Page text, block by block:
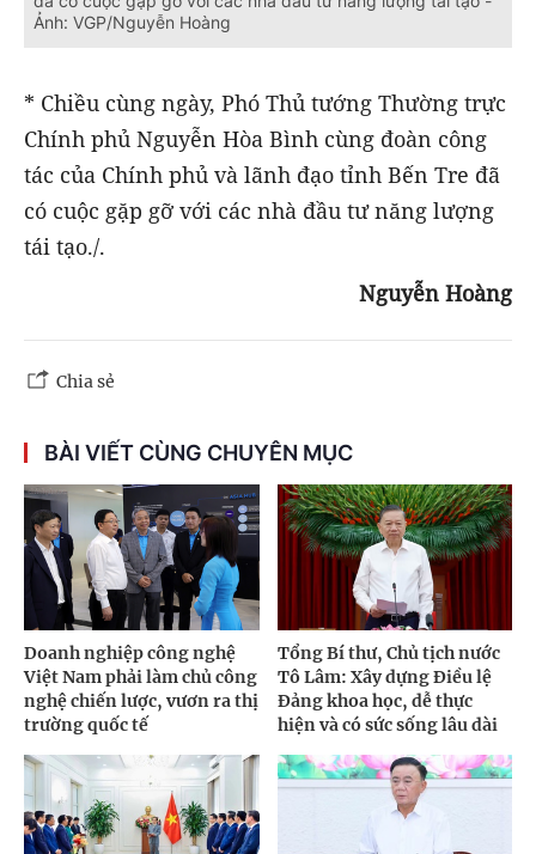
Ảnh: VGP/Nguyễn Hoàng
* Chiều cùng ngày, Phó Thủ tướng Thường trực
Chính phủ Nguyễn Hòa Bình cùng đoàn công
tác của Chính phủ và lãnh đạo tỉnh Bến Tre đã
có cuộc gặp gỡ với các nhà đầu tư năng lượng
tái tạo./.
Nguyễn Hoàng
Chia sẻ
BÀI VIẾT CÙNG CHUYÊN MỤC
Doanh nghiệp công nghệ
Việt Nam phải làm chủ công
nghệ chiến lược, vươn ra thị
trường quốc tế
Tổng Bí thư, Chủ tịch nước
Tô Lâm: Xây dựng Điều lệ
Đảng khoa học, dễ thực
hiện và có sức sống lâu dài